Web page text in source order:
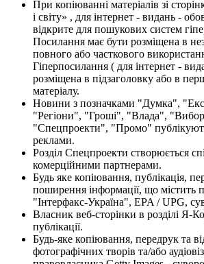
При копіюванні матеріалів зі
і світу» , для інтернет - видань -
відкрите для пошукових систем
Посилання має бути розміщена в
повного або часткового
Гіперпосилання ( для інтернет -
розміщена в підзаголовку або в
матеріалу.
Новини з позначками "Думка",
"Регіони", "Гроші", "Влада",
"Спецпроекти", "Промо"
реклами.
Розділ Спецпроекти створюється
комерційними партнерами.
Будь яке копіювання, публікація,
поширення інформації, що містить
"Інтерфакс-Україна", EPA / UPG,
Власник веб-сторінки в розділі Я-
публікації.
Будь-яке копіювання, передрук та
фотографічних творів та/або